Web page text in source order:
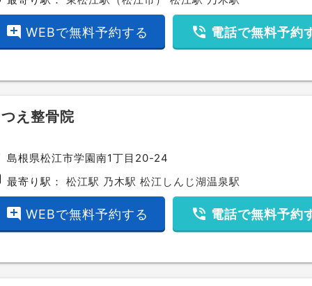
add_comment WEBで無料予約する phone_in_talk 電話で無料予約
つえ整骨院
島根県松江市学園南1丁目20-24
最寄り駅：松江駅 乃木駅 松江しんじ湖温泉駅
add_comment WEBで無料予約する phone_in_talk 電話で無料予約